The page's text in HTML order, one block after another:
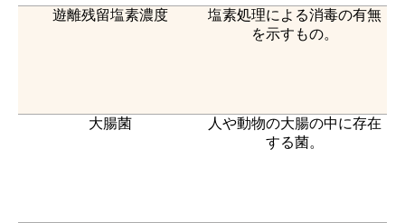
遊離残留塩素濃度
塩素処理による消毒の有無
を示すもの。
大腸菌
人や動物の大腸の中に存在
する菌。